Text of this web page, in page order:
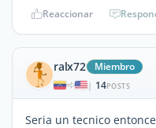
Reaccionar
ralx72 Miembro
| 14POSTS
Seria un tecnico